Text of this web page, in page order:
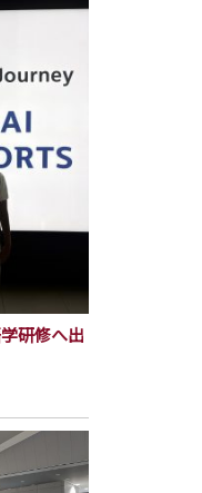
研修へ出